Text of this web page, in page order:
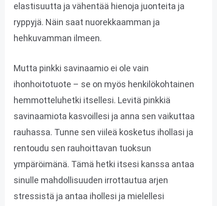
elastisuutta ja vähentää hienoja juonteita ja
ryppyjä. Näin saat nuorekkaamman ja
hehkuvamman ilmeen.
Mutta pinkki savinaamio ei ole vain
ihonhoitotuote – se on myös henkilökohtainen
hemmotteluhetki itsellesi. Levitä pinkkiä
savinaamiota kasvoillesi ja anna sen vaikuttaa
rauhassa. Tunne sen viileä kosketus ihollasi ja
rentoudu sen rauhoittavan tuoksun
ympäröimänä. Tämä hetki itsesi kanssa antaa
sinulle mahdollisuuden irrottautua arjen
stressistä ja antaa ihollesi ja mielellesi